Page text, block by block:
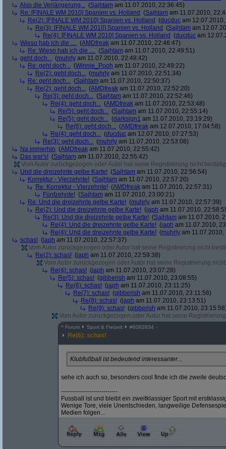
Also die Verlängerung... (Sajhtam am 11.07.2010, 22:36:45)
Re: [FINALE WM 2010] Spanien vs. Holland (Sajhtam am 11.07.2010,
Re(2): [FINALE WM 2010] Spanien vs. Holland (ducduc am
Re(3): [FINALE WM 2010] Spanien vs. Holland (Sajhtam am
Re(4): [FINALE WM 2010] Spanien vs. Holland (ducduc am
Wieso hab ich die .... (AMDfreak am 11.07.2010, 22:46:47)
Re: Wieso hab ich die .... (Sajhtam am 11.07.2010, 22:49:51)
geht doch... (muhrly am 11.07.2010, 22:48:42)
Re: geht doch... (Winnie_Pooh am 11.07.2010, 22:49:22)
Re(2): geht doch... (muhrly am 11.07.2010, 22:51:34)
Re: geht doch... (Sajhtam am 11.07.2010, 22:50:37)
Re(2): geht doch... (AMDfreak am 11.07.2010, 22:52:20)
Re(3): geht doch... (Sajhtam am 11.07.2010, 22:52:46)
Re(4): geht doch... (AMDfreak am 11.07.2010, 22:53:48)
Re(5): geht doch... (Sajhtam am 11.07.2010, 22:55:14)
Re(5): geht doch... (darksign1 am 11.07.2010, 23:19:29)
Re(6): geht doch... (AMDfreak am 12.07.2010, 17:04:58)
Re(4): geht doch... (ducduc am 12.07.2010, 07:27:53)
Re(3): geht doch... (muhrly am 11.07.2010, 22:53:08)
Na immerhin (AMDfreak am 11.07.2010, 22:55:42)
Das war's! (Sajhtam am 11.07.2010, 22:55:42)
Vom Autor zurückgezogen oder Autor hat seine Registrierung nicht
Und die dreizehnte gelbe Karte! (Sajhtam am 11.07.2010, 22:56:54)
Korrektur - Vierzehnte! (Sajhtam am 11.07.2010, 22:57:20)
Re: Korrektur - Vierzehnte! (AMDfreak am 11.07.2010, 22:57:31)
Fünfzehnte! (Sajhtam am 11.07.2010, 23:00:21)
Re: Und die dreizehnte gelbe Karte! (muhrly am 11.07.2010, 22:57:39)
Re(2): Und die dreizehnte gelbe Karte! (japh am 11.07.2010,
Re(3): Und die dreizehnte gelbe Karte! (Sajhtam am 11.07.2010,
Re(4): Und die dreizehnte gelbe Karte! (japh am 11.07.2010,
Re(4): Und die dreizehnte gelbe Karte! (muhrly am 11.07.2010,
schas! (japh am 11.07.2010, 22:57:37)
Vom Autor zurückgezogen oder Autor hat seine Registrierung nicht
Re(2): schas! (japh am 11.07.2010, 22:59:38)
Vom Autor zurückgezogen oder Autor hat seine Registrierung
Re(4): schas! (japh am 11.07.2010, 23:07:28)
Re(5): schas! (gibberish am 11.07.2010, 23:08:55)
Re(6): schas! (japh am 11.07.2010, 23:11:25)
Re(7): schas! (gibberish am 11.07.2010, 23:11:56)
Re(8): schas! (japh am 11.07.2010, 23:13:51)
Re(9): schas! (gibberish am 11.07.2010,
Vom Autor zurückgezogen oder Autor hat seine
^ Forum Sport & Freizeit #6082834
Re(6): schas!
Klubfußball ist bedeutend interessanter...
sehe ich auch so, besonders cool finde ich die zweite
----------------------------
Fussball ist und bleibt ein zweitklassiger Sport mit
Wenige Tore, viele Unentschieden, langweilige
Medien folgen...